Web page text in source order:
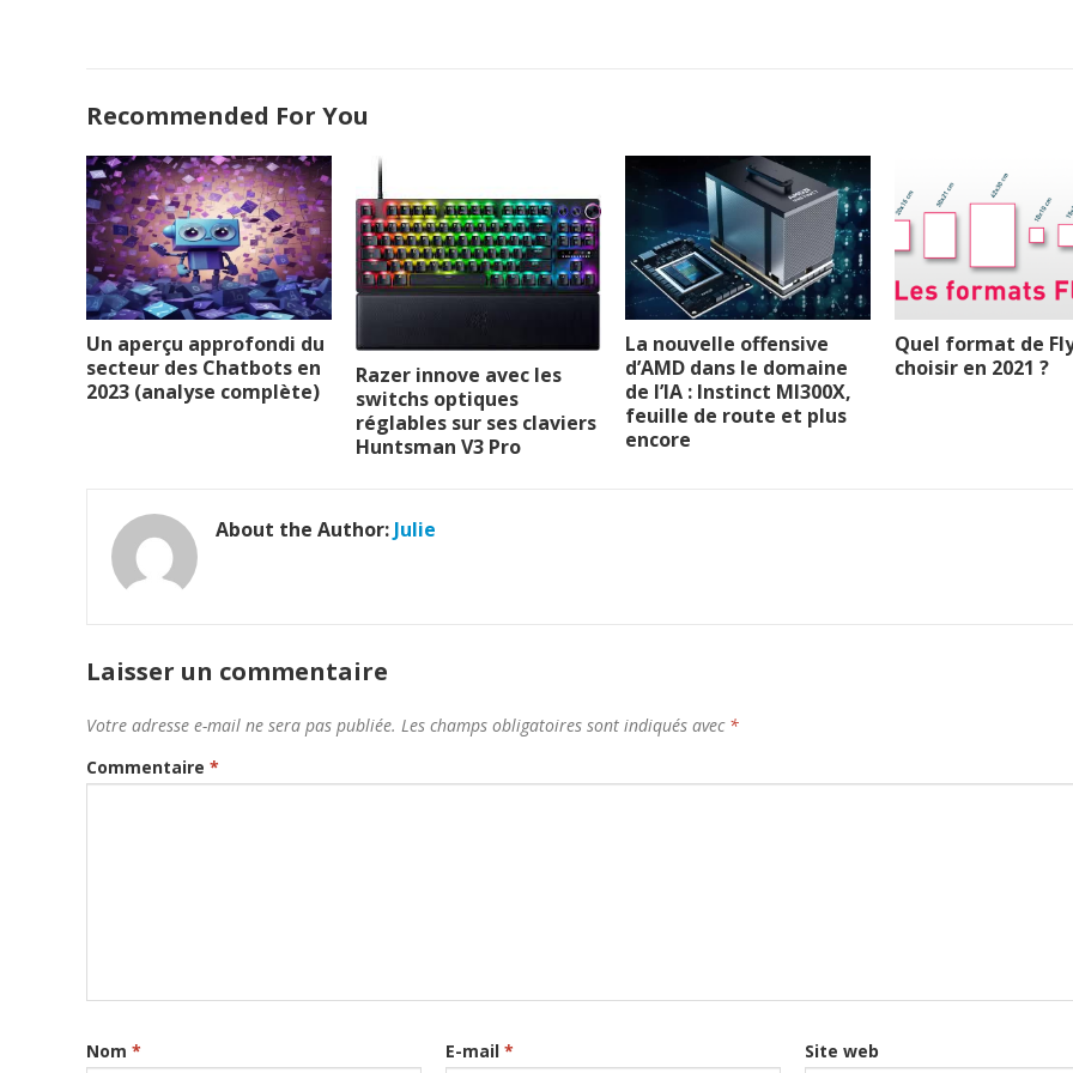
Recommended For You
Un aperçu approfondi du
secteur des Chatbots en
2023 (analyse complète)
Razer innove avec les
switchs optiques
réglables sur ses claviers
Huntsman V3 Pro
La nouvelle offensive
d’AMD dans le domaine
de l’IA : Instinct MI300X,
feuille de route et plus
encore
Quel format de
choisir en 2021 ?
About the Author: Julie
Laisser un commentaire
Votre adresse e-mail ne sera pas publiée. Les champs obligatoires sont indiqués avec *
Commentaire *
Nom * E-mail * Site web